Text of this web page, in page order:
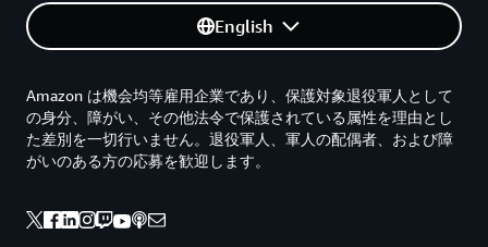
English
Amazon は機会均等雇用企業であり、保護対象退役軍人として
の身分、障がい、その他法令で保護されている属性を理由とし
た差別を一切行いません。退役軍人、軍人の配偶者、および障
がいのある方の応募を歓迎します。